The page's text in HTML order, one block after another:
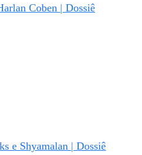
Coben | Dossiê
e Shyamalan | Dossiê